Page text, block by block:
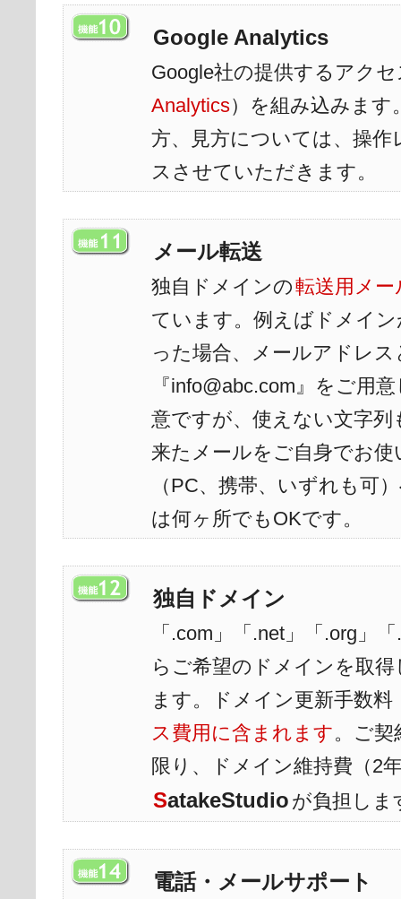
Google Analytics
Google社の提供するアク
Analytics）を組み込みま
方、見方については、操
スさせていただきます。
メール転送
独自ドメインの転送用メ
ています。例えばドメイ
った場合、メールアドレ
『info@abc.com』をご用
意ですが、使えない文字
来たメールをご自身でお
（PC、携帯、いずれも可
は何ヶ所でもOKです。
独自ドメイン
「.com」「.net」「.org」
らご希望のドメインを取
ます。ドメイン更新手数料
ス費用に含まれます。ご
限り、ドメイン維持費（2
SatakeStudio が負担しま
電話・メールサポート